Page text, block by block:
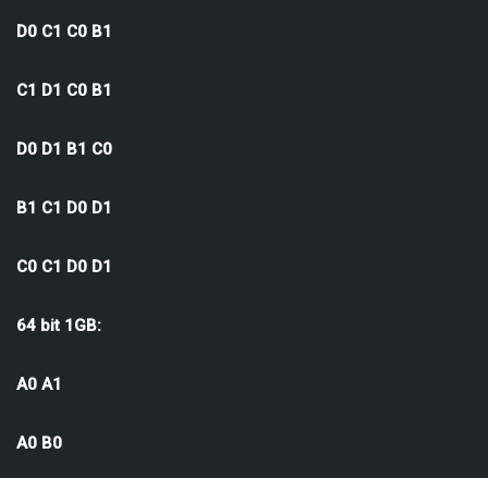
D0 C1 C0 B1
C1 D1 C0 B1
D0 D1 B1 C0
B1 C1 D0 D1
C0 C1 D0 D1
64 bit 1GB:
A0 A1
A0 B0